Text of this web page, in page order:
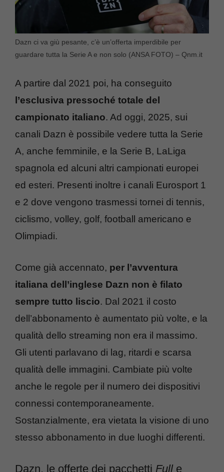
Dazn ci va giù pesante, c’è un’offerta imperdibile per
guardare tutta la Serie A e non solo (ANSA FOTO) – Qnm.it
A partire dal 2021 poi, ha conseguito
l’esclusiva pressoché totale del
campionato italiano. Ad oggi, 2025, sui
canali Dazn è possibile vedere tutta la Serie
A, anche femminile, e la Serie B, LaLiga
spagnola ed alcuni altri campionati europei
ed esteri. Presenti inoltre i canali Eurosport 1
e 2 dove vengono trasmessi tornei di tennis,
ciclismo, volley, golf, football americano e
Olimpiadi.
Come già accennato, per l’avventura
italiana dell’inglese Dazn non è filato
sempre tutto liscio. Dal 2021 il costo
dell’abbonamento è aumentato più volte, e la
qualità dello streaming non era il massimo.
Gli utenti parlavano di lag, ritardi e scarsa
qualità delle immagini. Cambiate più volte
anche le regole per il numero dei dispositivi
connessi contemporaneamente.
Sostanzialmente, era vietata la visione di uno
stesso abbonamento in due luoghi differenti.
Dazn, le offerte dei pacchetti Fulle